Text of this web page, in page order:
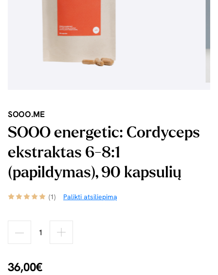
SOOO.ME
SOOO energetic: Cordyceps
ekstraktas 6-8:1
(papildymas), 90 kapsulių
(1) Palikti atsiliepimą
36,00€